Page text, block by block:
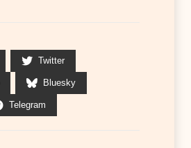
Twitter
Bluesky
Telegram